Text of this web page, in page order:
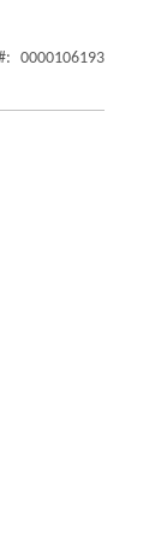
0000106193